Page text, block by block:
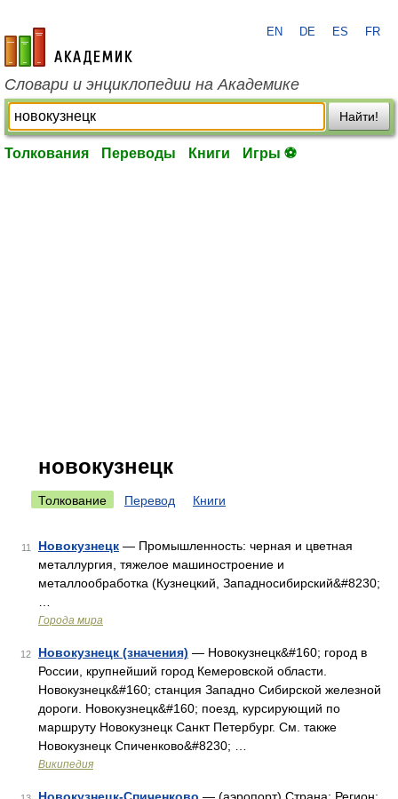
academic.ru
EN DE ES FR
Словари и энциклопедии на Академике
Найти!
Толкования Переводы Книги Игры ⚽
новокузнецк
Толкование Перевод Книги
11 Новокузнецк — Промышленность: черная и цветная
металлургия, тяжелое машиностроение и
металлообработка (Кузнецкий, Западносибирский&#8230;
Города мира
12 Новокузнецк (значения) — Новокузнецк&#160; город в
России, крупнейший город Кемеровской области.
Новокузнецк&#160; станция Западно Сибирской железной
дороги. Новокузнецк&#160; поезд, курсирующий по
маршруту Новокузнецк Санкт Петербург. См. также
Новокузнецк Спиченково&#8230; …
Википедия